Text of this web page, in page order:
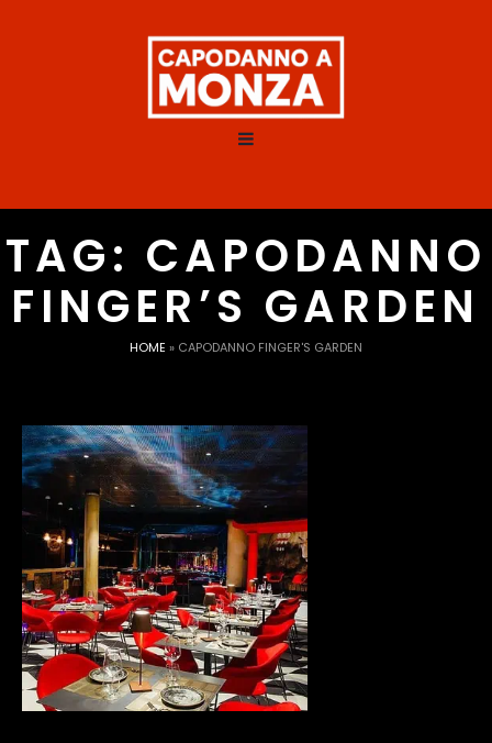
TAG: CAPODANNO
FINGER’S GARDEN
HOME » CAPODANNO FINGER'S GARDEN